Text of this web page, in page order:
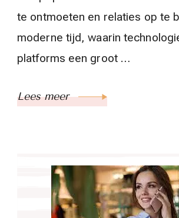
te ontmoeten en relaties op te
moderne tijd, waarin
platforms een groot …
Lees meer